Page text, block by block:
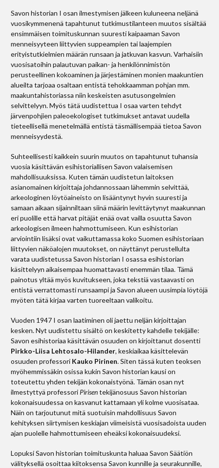
Savon historian I osan ilmestymisen jälkeen kuluneena neljänä
vuosikymmenenä tapahtunut tutkimustilanteen muutos sisältää
ensimmäisen toimituskunnan suuresti kaipaaman Savon
menneisyyteen liittyvien suppeampien tai laajempien
erityistutkielmien määrän runsaan ja jatkuvan kasvun. Varhaisiin
vuosisatoihin palautuvan paikan- ja henkilönnimistön
perusteellinen kokoaminen ja järjestäminen monien maakuntien
alueilta tarjoaa osaltaan entistä tehokkaamman pohjan mm.
maakuntahistoriassa niin keskeisten asutusongelmien
selvittelyyn. Myös tätä uudistettua I osaa varten tehdyt
järvenpohjien paleoekologiset tutkimukset antavat uudella
tieteellisellä menetelmällä entistä täsmällisempää tietoa Savon
menneisyydestä.
Suhteellisesti kaikkein suurin muutos on tapahtunut tuhansia
vuosia käsittävän esihistoriallisen Savon valaisemisen
mahdollisuuksissa. Kuten tämän uudistetun laitoksen
asianomainen kirjoittaja johdannossaan lähemmin selvittää,
arkeologinen löytöaineisto on lisääntynyt hyvin suuresti ja
samaan aikaan sijainniltaan siinä määrin levittäytynyt maakunnan
eri puolille että harvat pitäjät enää ovat vailla osuutta Savon
arkeologisen ilmeen hahmottumiseen. Kun esihistorian
arviointiin lisäksi ovat vaikuttamassa koko Suomen esihistoriaan
liittyvien näköalojen muutokset, on näyttänyt perustellulta
varata uudistetussa Savon historian I osassa esihistorian
käsittelyyn aikaisempaa huomattavasti enemmän tilaa. Tämä
painotus yltää myös kuvitukseen, joka tekstiä vastaavasti on
entistä verrattomasti runsaampi ja Savon alueen uusimpia löytöjä
myöten tätä kirjaa varten tuoreeltaan valikoitu.
Vuoden 1947 I osan laatiminen oli jaettu neljän kirjoittajan
kesken. Nyt uudistettu sisältö on keskitetty kahdelle tekijälle:
Savon esihistoriaa käsittävän osuuden on kirjoittanut dosentti
Pirkko-Liisa Lehtosalo-Hilander, keskiaikaa käsittelevän
osuuden professori Kauko Pirinen. Siten tässä kuten teoksen
myöhemmissäkin osissa kukin Savon historian kausi on
toteutettu yhden tekijän kokonaistyönä. Tämän osan nyt
ilmestyttyä professori Pirisentekijänosuus Savon historian
kokonaisuudessa on kasvanut kattamaan yli kolme vuosisataa.
Näin on tarjoutunut mitä suotuisin mahdollisuus Savon
kehityksen siirtymisen keskiajan viimeisistä vuosisadoista uuden
ajan puolelle hahmottumiseen eheäksi kokonaisuudeksi.
Lopuksi Savon historian toimituskunta haluaa Savon Säätiön
välityksellä osoittaa kiitoksensa Savon kunnille ja seurakunnille,